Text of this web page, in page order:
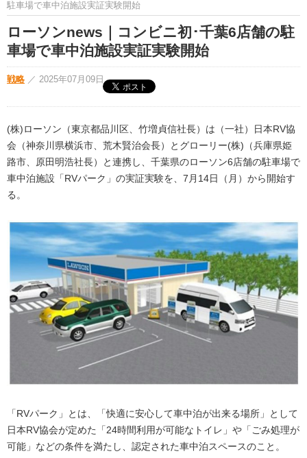
駐車場で車中泊施設実証実験開始
ローソンnews｜コンビニ初･千葉6店舗の駐
車場で車中泊施設実証実験開始
戦略 ／ 2025年07月09日
(株)ローソン（東京都品川区、竹増貞信社長）は（一社）日本RV協
会（神奈川県横浜市、荒木賢治会長）とグローリー(株)（兵庫県姫
路市、原田明浩社長）と連携し、千葉県のローソン6店舗の駐車場で
車中泊施設「RVパーク」の実証実験を、7月14日（月）から開始す
る。
「RVパーク」とは、「快適に安心して車中泊が出来る場所」として
日本RV協会が定めた「24時間利用が可能なトイレ」や「ごみ処理が
可能」などの条件を満たし、認定された車中泊スペースのこと。